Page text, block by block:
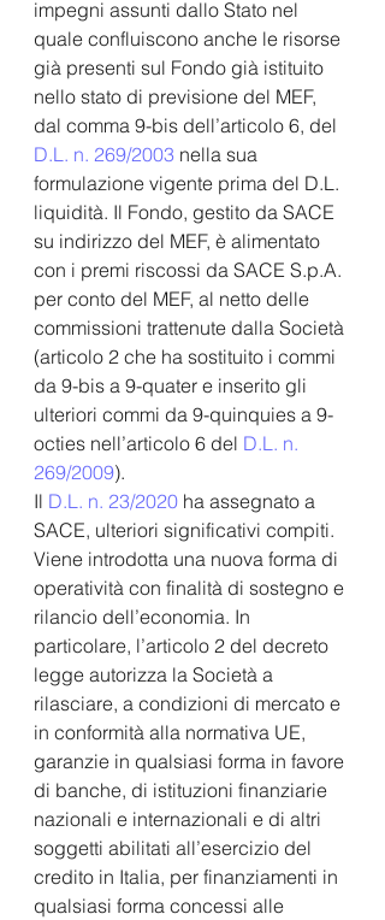
impegni assunti dallo Stato nel
quale confluiscono anche le risorse
già presenti sul Fondo già istituito
nello stato di previsione del MEF,
dal comma 9-bis dell’articolo 6, del
D.L. n. 269/2003 nella sua
formulazione vigente prima del D.L.
liquidità. Il Fondo, gestito da SACE
su indirizzo del MEF, è alimentato
con i premi riscossi da SACE S.p.A.
per conto del MEF, al netto delle
commissioni trattenute dalla Società
(articolo 2 che ha sostituito i commi
da 9-bis a 9-quater e inserito gli
ulteriori commi da 9-quinquies a 9-
octies nell’articolo 6 del D.L. n.
269/2009).
Il D.L. n. 23/2020 ha assegnato a
SACE, ulteriori significativi compiti.
Viene introdotta una nuova forma di
operatività con finalità di sostegno e
rilancio dell’economia. In
particolare, l’articolo 2 del decreto
legge autorizza la Società a
rilasciare, a condizioni di mercato e
in conformità alla normativa UE,
garanzie in qualsiasi forma in favore
di banche, di istituzioni finanziarie
nazionali e internazionali e di altri
soggetti abilitati all’esercizio del
credito in Italia, per finanziamenti in
qualsiasi forma concessi alle